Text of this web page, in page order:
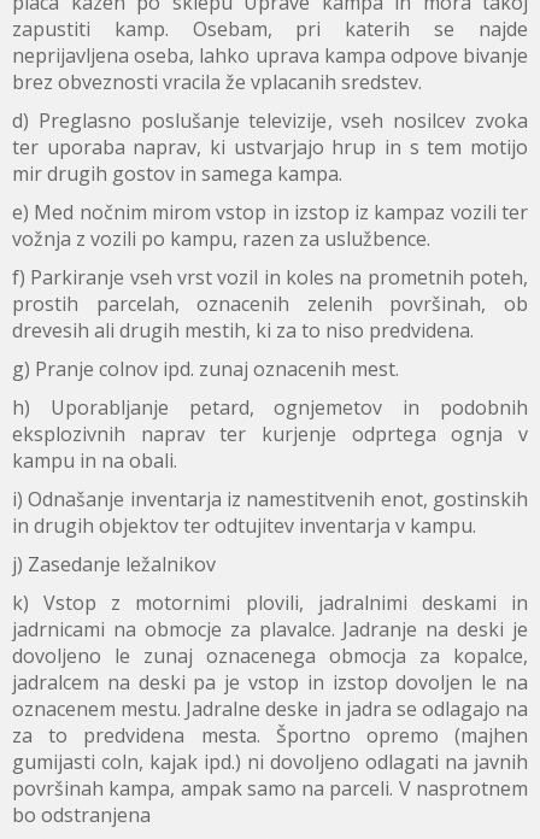
zapustiti kamp. Osebam, pri katerih se najde
neprijavljena oseba, lahko uprava kampa odpove bivanje
brez obveznosti vracila že vplacanih sredstev.
d) Preglasno poslušanje televizije, vseh nosilcev zvoka
ter uporaba naprav, ki ustvarjajo hrup in s tem motijo
mir drugih gostov in samega kampa.
e) Med nočnim mirom vstop in izstop iz kampaz vozili ter
vožnja z vozili po kampu, razen za uslužbence.
f) Parkiranje vseh vrst vozil in koles na prometnih poteh,
prostih parcelah, oznacenih zelenih površinah, ob
drevesih ali drugih mestih, ki za to niso predvidena.
g) Pranje colnov ipd. zunaj oznacenih mest.
h) Uporabljanje petard, ognjemetov in podobnih
eksplozivnih naprav ter kurjenje odprtega ognja v
kampu in na obali.
i) Odnašanje inventarja iz namestitvenih enot, gostinskih
in drugih objektov ter odtujitev inventarja v kampu.
j) Zasedanje ležalnikov
k) Vstop z motornimi plovili, jadralnimi deskami in
jadrnicami na obmocje za plavalce. Jadranje na deski je
dovoljeno le zunaj oznacenega obmocja za kopalce,
jadralcem na deski pa je vstop in izstop dovoljen le na
oznacenem mestu. Jadralne deske in jadra se odlagajo na
za to predvidena mesta. Športno opremo (majhen
gumijasti coln, kajak ipd.) ni dovoljeno odlagati na javnih
površinah kampa, ampak samo na parceli. V nasprotnem
bo odstranjena